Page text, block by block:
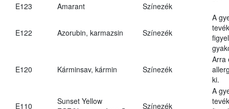
E123
Amarant Színezék
E122 Azorubin, karmazsin Színezék
A
E120 Kárminsav, kármin Színezék
Arra
ki.
E110
Sunset Yellow
Színezék
A